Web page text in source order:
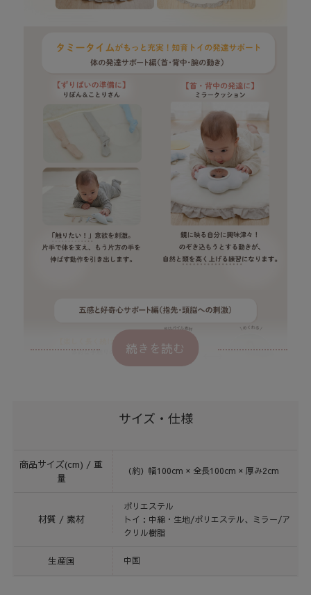
続きを読む
サイズ・仕様
商品サイズ(cm) / 重
量
（約）幅100cm × 全長100cm × 厚み2cm
材質 / 素材
ポリエステル
トイ：中綿・生地/ポリエステル、ミラー/ア
クリル樹脂
生産国 中国